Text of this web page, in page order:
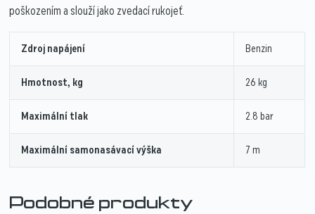
poškozením a slouží jako zvedací rukojeť.
Zdroj napájení Benzin
Hmotnost, kg 26 kg
Maximální tlak 2.8 bar
Maximální samonasávací výška 7 m
Podobné produkty